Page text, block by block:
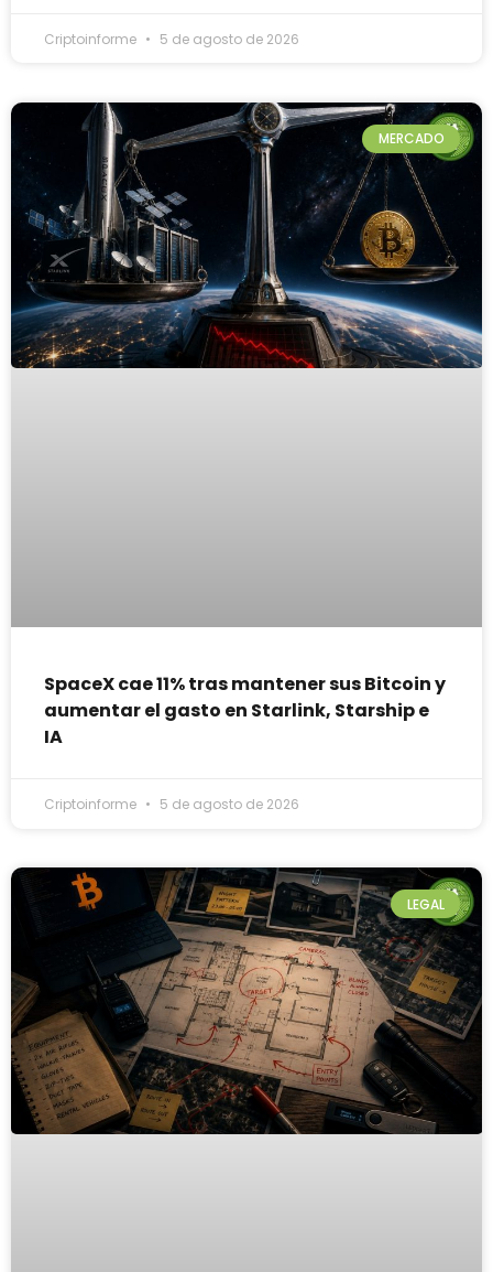
Criptoinforme 5 de agosto de 2026
MERCADO
SpaceX cae 11% tras mantener sus Bitcoin y
aumentar el gasto en Starlink, Starship e
IA
Criptoinforme 5 de agosto de 2026
LEGAL